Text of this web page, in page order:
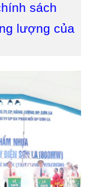
sách
lượng của